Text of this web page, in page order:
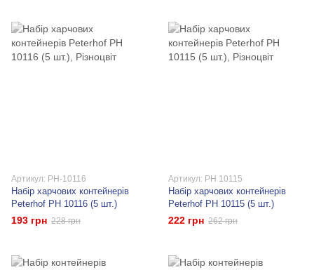
Артикул: PH-10116
Набір харчових контейнерів
Peterhof PH 10116 (5 шт.)
193 грн 228 грн
Артикул: PH 10115
Набір харчових контейнерів
Peterhof PH 10115 (5 шт.)
222 грн 262 грн